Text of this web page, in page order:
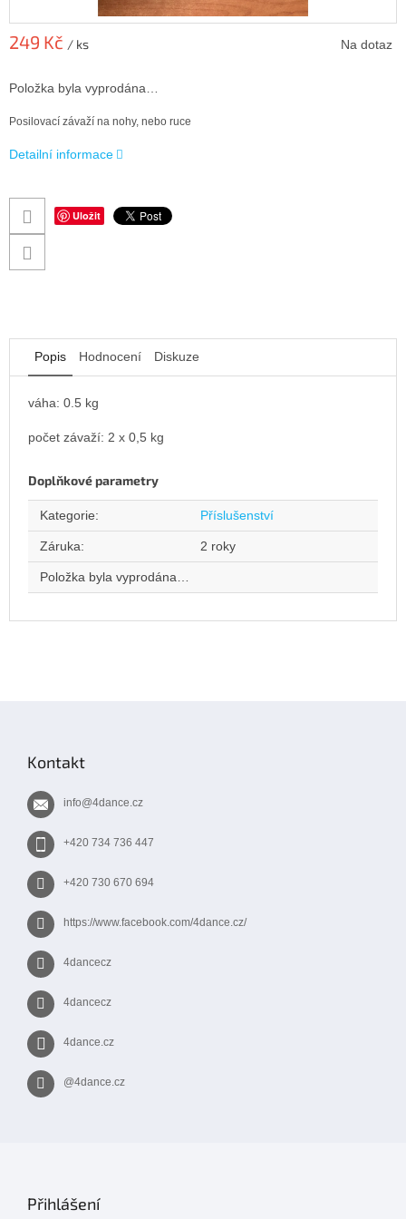
249 Kč / ks
cena:
Na dotaz
Položka byla vyprodána…
Posilovací závaží na nohy, nebo ruce
Detailní informace
Uložit
Popis Hodnocení Diskuze
váha: 0.5 kg
počet závaží: 2 x 0,5 kg
Doplňkové parametry
Kategorie: Příslušenství
Záruka: 2 roky
Položka byla vyprodána…
Kontakt
info@4dance.cz
+420 734 736 447
+420 730 670 694
https://www.facebook.com/4dance.cz/
4dancecz
4dancecz
4dance.cz
@4dance.cz
Přihlášení